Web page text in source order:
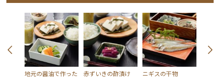
地元の醤油で作った
赤ずいきの酢漬け ニギスの干物